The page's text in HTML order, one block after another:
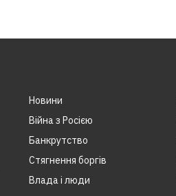
Новини
Війна з Росією
Банкрутство
Стягнення боргiв
Влада i люди